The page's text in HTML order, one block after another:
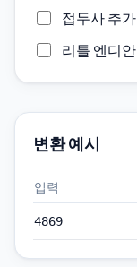
접두사 추가
리틀 엔디안
변환 예시
입력
4869